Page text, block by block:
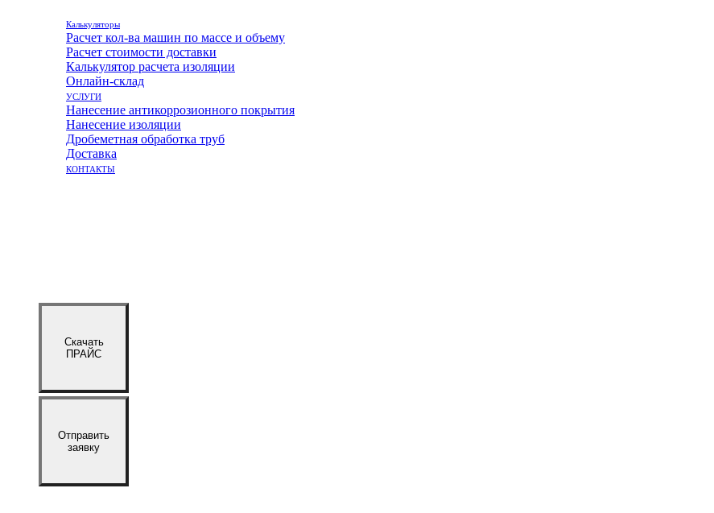
Калькуляторы
Расчет кол-ва машин по массе и объему
Расчет стоимости доставки
Калькулятор расчета изоляции
Онлайн-склад
УСЛУГИ
Нанесение антикоррозионного покрытия
Нанесение изоляции
Дробеметная обработка труб
Доставка
КОНТАКТЫ
Скачать
ПРАЙС
Отправить
заявку